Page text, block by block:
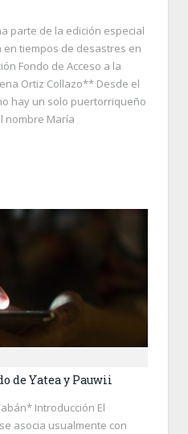
parte de la edición especial
en tiempos de desastres en
Fondo de Acceso a la
Ortiz Collazo** Desde el
hay un solo puertorriqueño
nombre María
de Yatea y Pauwii
Introducción El
asocia usualmente con